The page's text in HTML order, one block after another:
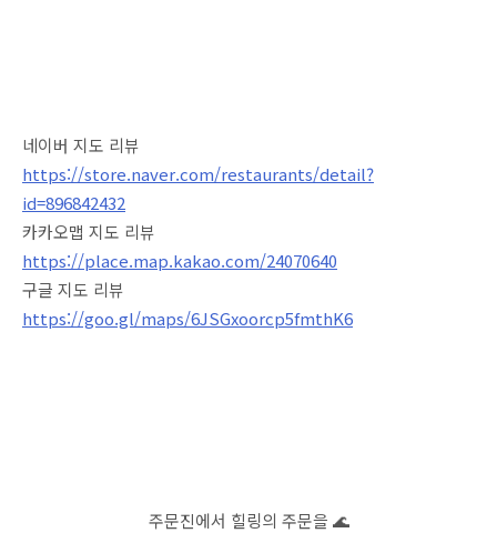
네이버 지도 리뷰
https://store.naver.com/restaurants/detail?
id=896842432
카카오맵 지도 리뷰
https://place.map.kakao.com/24070640
구글 지도 리뷰
https://goo.gl/maps/6JSGxoorcp5fmthK6
주문진에서 힐링의 주문을 🌊